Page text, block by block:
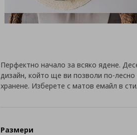
Перфектно начало за всяко ядене.
дизайн, който ще ви позволи по-
хранене. Изберете с матов емайл в
Размери